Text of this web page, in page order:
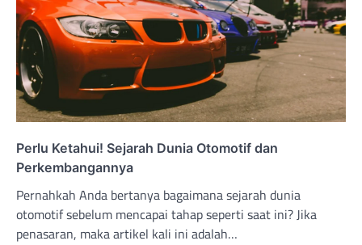
Perlu Ketahui! Sejarah Dunia Otomotif dan
Perkembangannya
Pernahkah Anda bertanya bagaimana sejarah dunia
otomotif sebelum mencapai tahap seperti saat ini? Jika
penasaran, maka artikel kali ini adalah…